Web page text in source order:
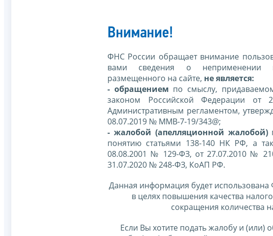
Внимание!
ФНС России обращает внимание
вами сведения о неприменении
размещенного на сайте, не является:
- обращением по смыслу,
законом Российской Федерации
Административным регламентом,
08.07.2019 № ММВ-7-19/343@;
- жалобой (апелляционной жалобой)
понятию статьями 138-140 НК РФ, а
08.08.2001 № 129-ФЗ, от 27.07.2010 №
31.07.2020 № 248-ФЗ, КоАП РФ.
Данная информация будет
в целях повышения качества
сокращения количества
Если Вы хотите подать жалобу и